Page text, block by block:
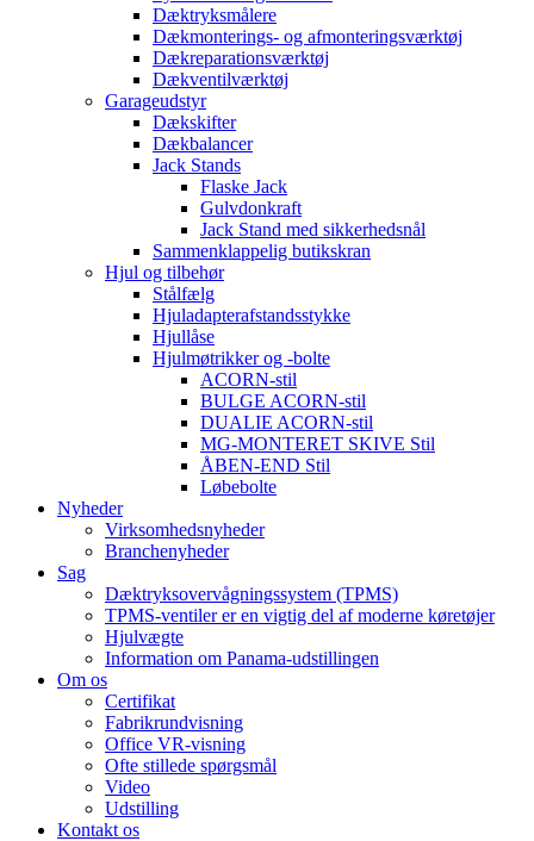
Dæktryksmålere
Dækmonterings- og afmonteringsværktøj
Dækreparationsværktøj
Dækventilværktøj
Garageudstyr
Dækskifter
Dækbalancer
Jack Stands
Flaske Jack
Gulvdonkraft
Jack Stand med sikkerhedsnål
Sammenklappelig butikskran
Hjul og tilbehør
Stålfælg
Hjuladapterafstandsstykke
Hjullåse
Hjulmøtrikker og -bolte
ACORN-stil
BULGE ACORN-stil
DUALIE ACORN-stil
MG-MONTERET SKIVE Stil
ÅBEN-END Stil
Løbebolte
Nyheder
Virksomhedsnyheder
Branchenyheder
Sag
Dæktryksovervågningssystem (TPMS)
TPMS-ventiler er en vigtig del af moderne køretøjer
Hjulvægte
Information om Panama-udstillingen
Om os
Certifikat
Fabrikrundvisning
Office VR-visning
Ofte stillede spørgsmål
Video
Udstilling
Kontakt os